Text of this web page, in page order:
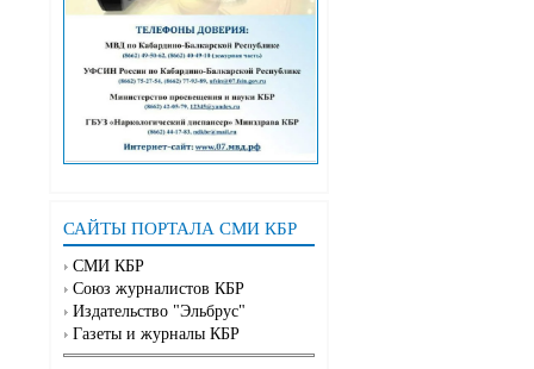
САЙТЫ ПОРТАЛА СМИ КБР
СМИ КБР
Союз журналистов КБР
Издательство "Эльбрус"
Газеты и журналы КБР